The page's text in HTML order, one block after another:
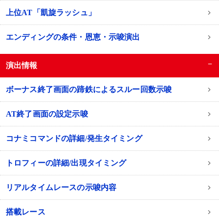
上位AT「凱旋ラッシュ」
エンディングの条件・恩恵・示唆演出
演出情報 −
ボーナス終了画面の蹄鉄によるスルー回数示唆
AT終了画面の設定示唆
コナミコマンドの詳細/発生タイミング
トロフィーの詳細/出現タイミング
リアルタイムレースの示唆内容
搭載レース